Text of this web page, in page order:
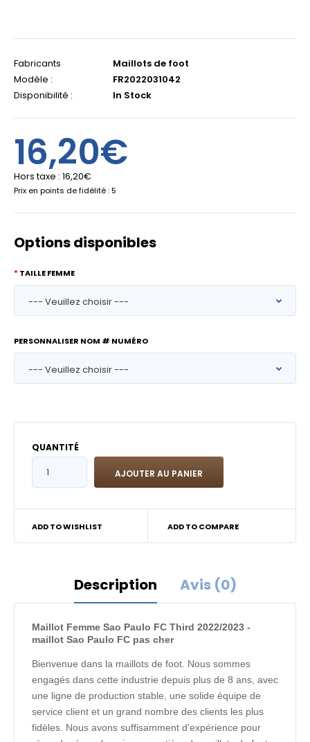
Fabricants
Maillots de foot
Modèle :
FR2022031042
Disponibilité :
In Stock
16,20€
Hors taxe : 16,20€
Prix en points de fidélité : 5
Options disponibles
TAILLE FEMME
PERSONNALISER NOM # NUMÉRO
QUANTITÉ
ADD TO WISHLIST ADD TO COMPARE
Description Avis (0)
Maillot Femme Sao Paulo FC Third 2022/2023 -
maillot Sao Paulo FC pas cher
Bienvenue dans la maillots de foot. Nous sommes
engagés dans cette industrie depuis plus de 8 ans, avec
une ligne de production stable, une solide équipe de
service client et un grand nombre des clients les plus
fidèles. Nous avons suffisamment d'expérience pour